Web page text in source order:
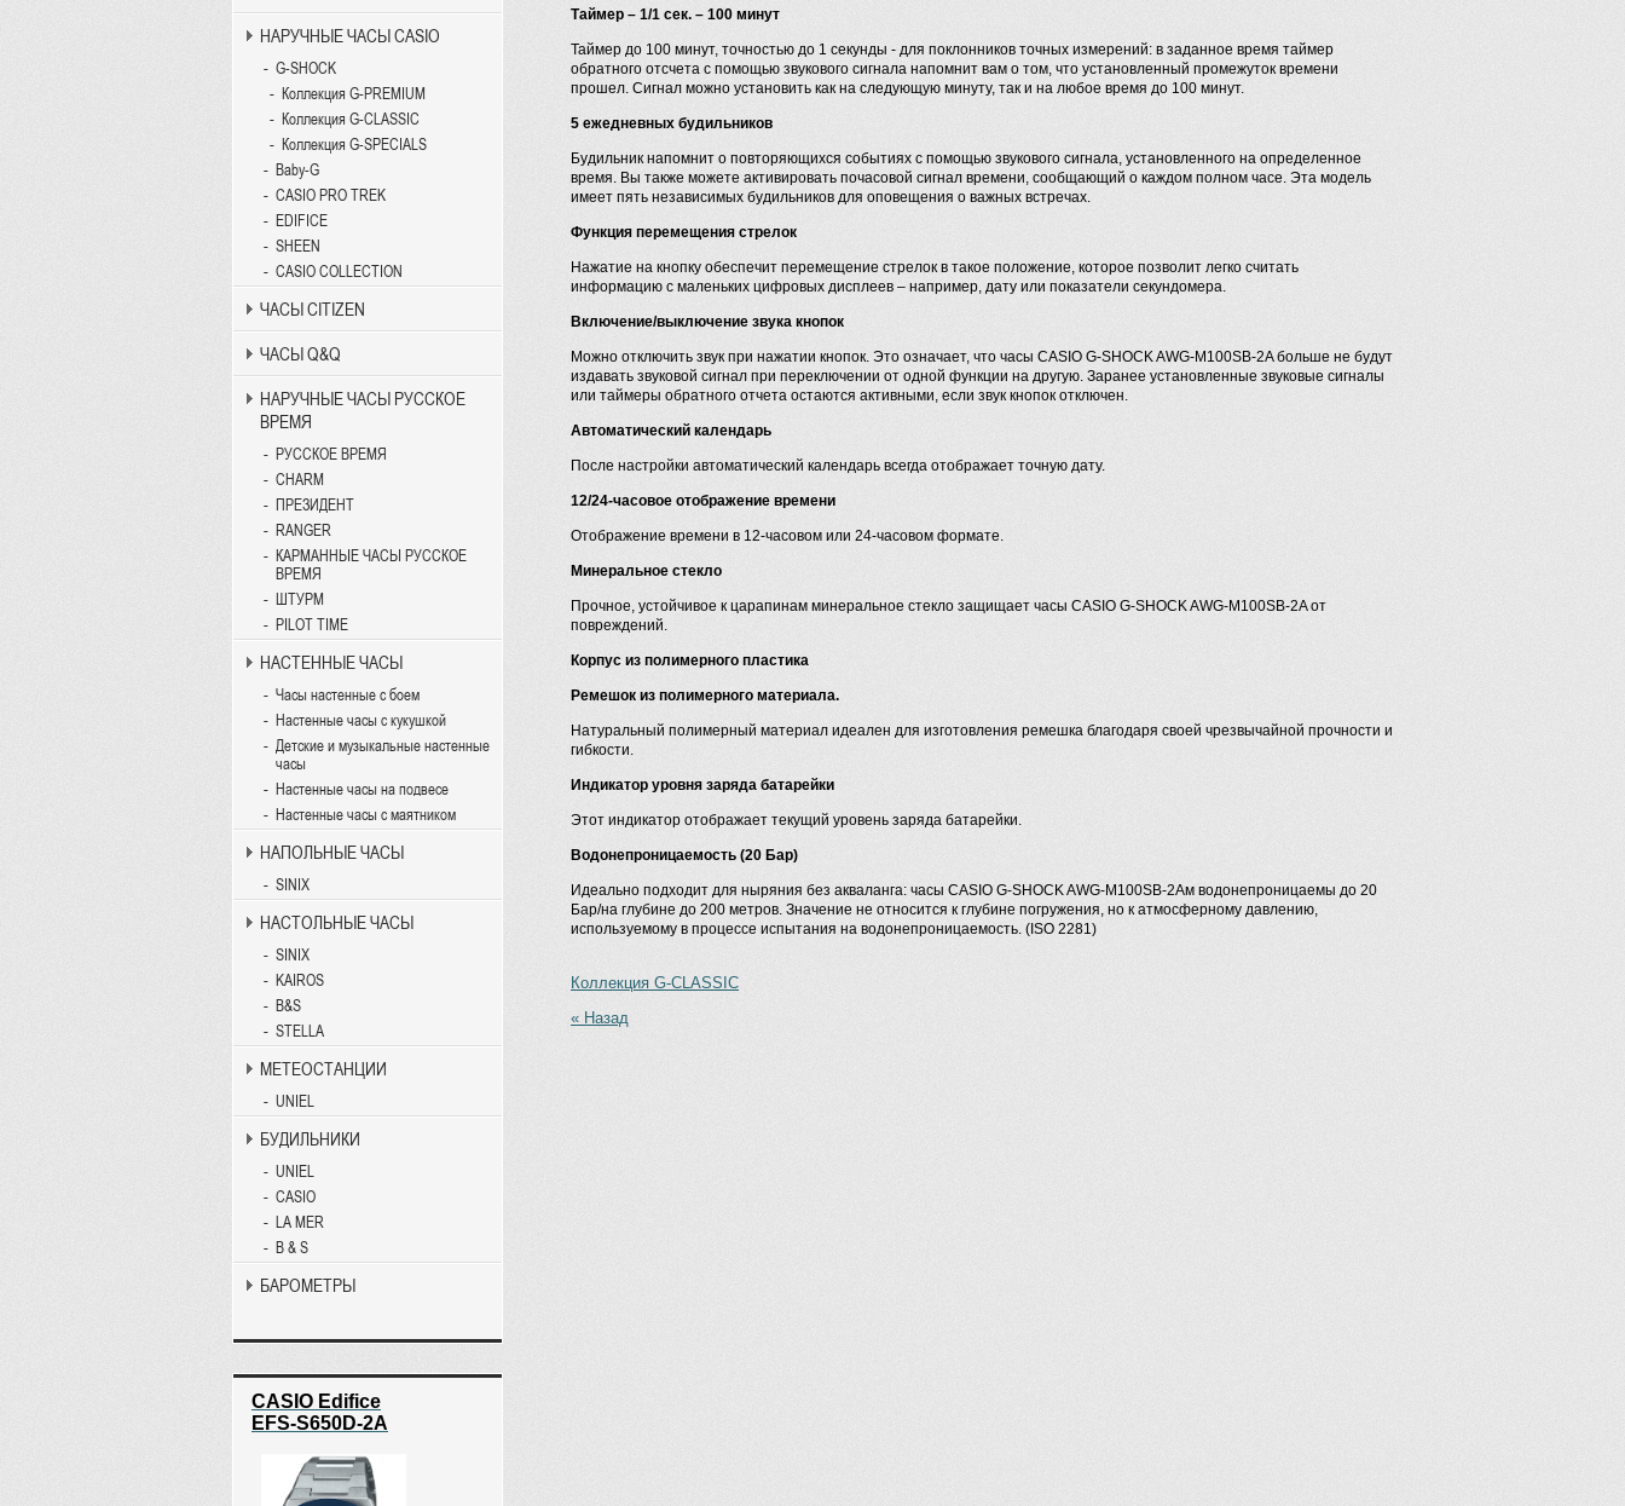
Таймер – 1/1 сек. – 100 минут
Таймер до 100 минут, точностью до 1 секунды - для поклонников точных измерений: в заданное время таймер
обратного отсчета с помощью звукового сигнала напомнит вам о том, что установленный промежуток времени
прошел. Сигнал можно установить как на следующую минуту, так и на любое время до 100 минут.
5 ежедневных будильников
Будильник напомнит о повторяющихся событиях с помощью звукового сигнала, установленного на определенное
время. Вы также можете активировать почасовой сигнал времени, сообщающий о каждом полном часе. Эта модель
имеет пять независимых будильников для оповещения о важных встречах.
Функция перемещения стрелок
Нажатие на кнопку обеспечит перемещение стрелок в такое положение, которое позволит легко считать
информацию с маленьких цифровых дисплеев – например, дату или показатели секундомера.
Включение/выключение звука кнопок
Можно отключить звук при нажатии кнопок. Это означает, что часы CASIO G-SHOCK AWG-M100SB-2A больше не будут
издавать звуковой сигнал при переключении от одной функции на другую. Заранее установленные звуковые сигналы
или таймеры обратного отчета остаются активными, если звук кнопок отключен.
Автоматический календарь
После настройки автоматический календарь всегда отображает точную дату.
12/24-часовое отображение времени
Отображение времени в 12-часовом или 24-часовом формате.
Минеральное стекло
Прочное, устойчивое к царапинам минеральное стекло защищает часы CASIO G-SHOCK AWG-M100SB-2A от
повреждений.
Корпус из полимерного пластика
Ремешок из полимерного материала.
Натуральный полимерный материал идеален для изготовления ремешка благодаря своей чрезвычайной прочности и
гибкости.
Индикатор уровня заряда батарейки
Этот индикатор отображает текущий уровень заряда батарейки.
Водонепроницаемость (20 Бар)
Идеально подходит для ныряния без акваланга: часы CASIO G-SHOCK AWG-M100SB-2Aм водонепроницаемы до 20
Бар/на глубине до 200 метров. Значение не относится к глубине погружения, но к атмосферному давлению,
используемому в процессе испытания на водонепроницаемость. (ISO 2281)
Коллекция G-CLASSIC
« Назад
НАРУЧНЫЕ ЧАСЫ CASIO
G-SHOCK
Коллекция G-PREMIUM
Коллекция G-CLASSIC
Коллекция G-SPECIALS
Baby-G
CASIO PRO TREK
EDIFICE
SHEEN
CASIO COLLECTION
ЧАСЫ CITIZEN
ЧАСЫ Q&Q
НАРУЧНЫЕ ЧАСЫ РУССКОЕ
ВРЕМЯ
РУССКОЕ ВРЕМЯ
CHARM
ПРЕЗИДЕНТ
RANGER
КАРМАННЫЕ ЧАСЫ РУССКОЕ
ВРЕМЯ
ШТУРМ
PILOT TIME
НАСТЕННЫЕ ЧАСЫ
Часы настенные с боем
Настенные часы с кукушкой
Детские и музыкальные настенные
часы
Настенные часы на подвесе
Настенные часы с маятником
НАПОЛЬНЫЕ ЧАСЫ
SINIX
НАСТОЛЬНЫЕ ЧАСЫ
SINIX
KAIROS
B&S
STELLA
МЕТЕОСТАНЦИИ
UNIEL
БУДИЛЬНИКИ
UNIEL
CASIO
LA MER
B & S
БАРОМЕТРЫ
CASIO Edifice
EFS-S650D-2A